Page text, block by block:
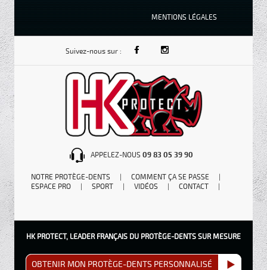
APPELEZ-NOUS 09 83 05 39 90
Suivez-nous sur :
MENTIONS LÉGALES
NOTRE PROTÈGE-DENTS COMMENT ÇA SE PASSE
ESPACE PRO
SPORT VIDÉOS CONTACT
HK PROTECT, LEADER FRANÇAIS DU PROTÈGE-DENTS SUR MESURE
OBTENIR MON PROTÈGE-DENTS PERSONNALISÉ